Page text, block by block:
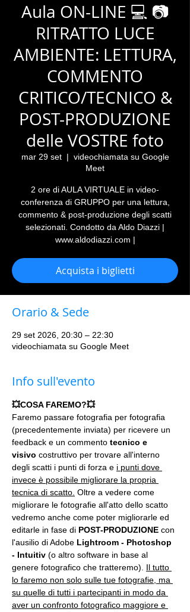
Aula ON-LINE 💻 📷
RITRATTO LUCE
AMBIENTE: LETTURA,
COMMENTO
CRITICO/TECNICO &
POST-PRODUZIONE
delle VOSTRE foto
mar 29 set
  |
videochiamata su Google
Meet
2 ore di AULA VIRTUALE in video-
conferenza di GRUPPO per una lettura,
commento & post-produzione degli scatti
selezionati. Condotto da Aldo Diazzi |
www.aldodiazzi.com |
Acquista i biglietti
Orario & Sede
29 set 2026, 20:30 – 22:30
videochiamata su Google Meet
Info sull'evento
💥COSA FAREMO?💥
Faremo passare fotografia per fotografia
(precedentemente inviata) per ricevere un
feedback e un commento tecnico e
visivo costruttivo per trovare all'interno
degli scatti i punti di forza e i punti dove
invece è possibile migliorare la propria
tecnica di scatto. Oltre a vedere come
migliorare le fotografie all'atto dello scatto
vedremo anche come poter migliorarle ed
editarle in fase di POST-PRODUZIONE con
l'ausilio di Adobe Lightroom - Photoshop
- Intuitiv (o altro software in base al
genere fotografico che tratteremo). Il tutto
lo faremo non solo sulle tue fotografie, ma
su quelle di tutti i partecipanti in modo da
aver un confronto fotografico maggiore e